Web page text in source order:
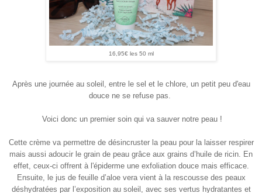
16,95€ les 50 ml
Après une journée au soleil
, entre le sel et le chlore, un petit peu d'eau
douce ne se refuse pas.
Voici donc un premier soin qui va sauver notre peau !
Cette crème va permettre de désincruster la peau pour la laisser respirer
mais aussi adoucir le grain de peau grâce aux grains d’huile de ricin. En
effet, ceux-ci offrent à l'épiderme une exfoliation douce mais efficace.
Ensuite, le jus de feuille d’aloe vera vient à la rescousse des peaux
déshydratées par l’exposition au soleil, avec ses vertus hydratantes et